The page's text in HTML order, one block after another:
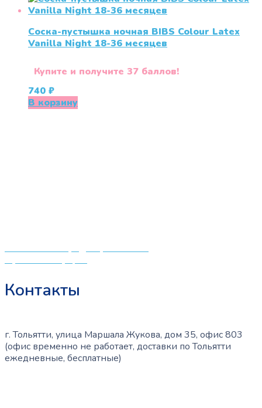
Соска-пустышка ночная BIBS Colour Latex
Vanilla Night 18-36 меcяцев
Купите и получите 37 баллов!
740 ₽
В корзину
Политика конфиденциальности
Публичная оферта
Контакты
г. Тольятти, улица Маршала Жукова, дом 35, офис 803
(офис временно не работает, доставки по Тольятти
ежедневные, бесплатные)